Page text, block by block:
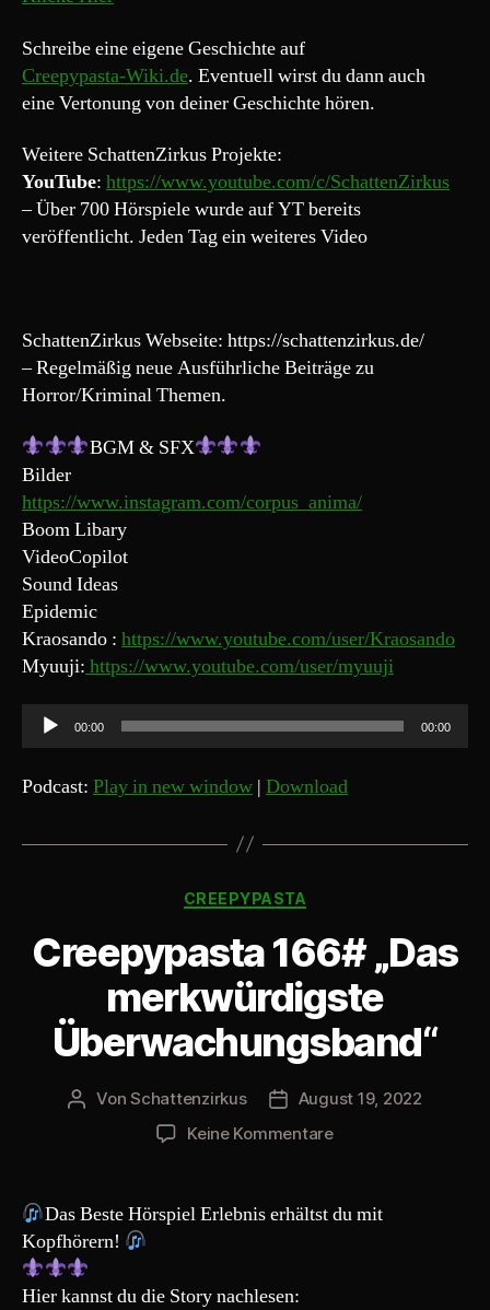
Schreibe eine eigene Geschichte auf
Creepypasta-Wiki.de. Eventuell wirst du dann auch
eine Vertonung von deiner Geschichte hören.
Weitere SchattenZirkus Projekte:
YouTube: https://www.youtube.com/c/SchattenZirkus
– Über 700 Hörspiele wurde auf YT bereits
veröffentlicht. Jeden Tag ein weiteres Video
SchattenZirkus Webseite: https://schattenzirkus.de/
– Regelmäßig neue Ausführliche Beiträge zu
Horror/Kriminal Themen.
BGM & SFX
Bilder
https://www.instagram.com/corpus_anima/
Boom Libary
VideoCopilot
Sound Ideas
Epidemic
Kraosando : https://www.youtube.com/user/Kraosando
Myuuji: https://www.youtube.com/user/myuuji
u
d
00:00 00:00
Podcast: Play in new window | Download
Kategorien
CREEPYPASTA
Creepypasta 166# „Das
merkwürdigste
Überwachungsband“
Beitragsautor
VonSchattenzirkus Beitragsdatum
August 19, 2022
Keine Kommentarezu
„Das
Das Beste Hörspiel Erlebnis erhältst du mit
Kopfhörern!
Hier kannst du die Story nachlesen: